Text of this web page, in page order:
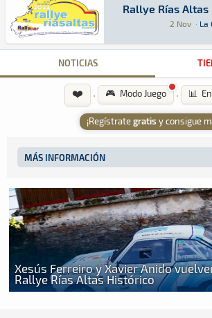
Rallye Rías Altas
Rallye Rías
2 Nov · La
Rally · Rallye Rías
La Coruña
NOTICIAS
❤️ · 🎮 Modo Juego · 📊
¡Regístrategratis y consigue
MÁS INFORMACIÓN
Xesús Ferreiro y Xavier Anido
Rallye Rías Altas Histórico